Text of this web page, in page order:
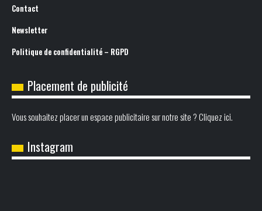
Contact
Newsletter
Politique de confidentialité – RGPD
Placement de publicité
Vous souhaitez placer un espace publicitaire sur notre site ? Cliquez ici.
Instagram